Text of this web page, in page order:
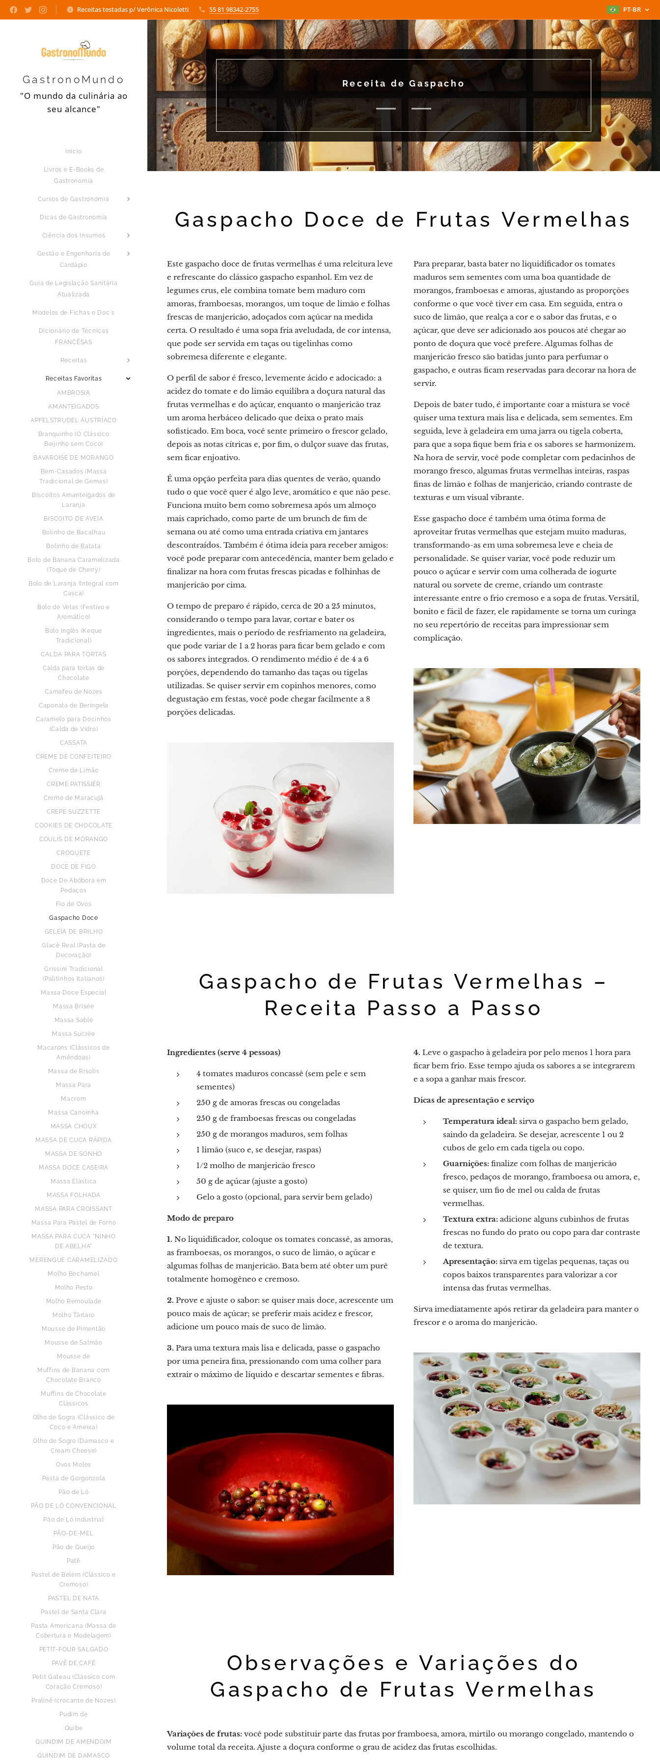
Receitas testadas p/ Verônica Nicoletti 55 81 98342-2755 PT-BR
GastronoMundo
"O mundo da culinária ao
seu alcance"
Início
Livros e E-Books de
Gastronomia
Cursos de Gastronomia
Dicas de Gastronomia
Ciência dos Insumos
Gestão e Engenharia de
Cardápio
Guia de Legislação Sanitária
Atualizada
Modelos de Fichas e Doc´s
Dicionário de Técnicas
FRANCÊSAS
Receitas
Receitas Favoritas
AMBROSIA
AMANTEIGADOS
APFELSTRUDEL AUSTRÍACO
Branquinho (O Clássico
Beijinho sem Coco)
BAVAROISE DE MORANGO
Bem-Casados (Massa
Tradicional de Gemas)
Biscoitos Amanteigados de
Laranja
BISCOITO DE AVEIA
Bolinho de Bacalhau
Bolinho de Batata
Bolo de Banana Caramelizada
(Toque de Cherry)
Bolo de Laranja (Integral com
Casca)
Bolo de Velas (Festivo e
Aromático)
Bolo Inglês (Keque
Tradicional)
CALDA PARA TORTAS
Calda para tortas de
Chocolate
Camafeu de Nozes
Caponata de Beringela
Caramelo para Docinhos
(Calda de Vidro)
CASSATA
CREME DE CONFEITEIRO
Creme de Limão
CREME PATISSIÉR
Creme de Maracujá
CREPE SUZZETTE
COOKIES DE CHOCOLATE
COULIS DE MORANGO
CROQUETE
DOCE DE FIGO
Doce De Abóbora em
Pedaços
Fio de Ovos
Gaspacho Doce
GELÉIA DE BRILHO
Glacê Real (Pasta de
Decoração)
Grissini Tradicional
(Palitinhos Italianos)
Massa Doce Especial
Massa Brisée
Massa Sablé
Massa Sucrée
Macarons (Clássicos de
Amêndoas)
Massa de Risolis
Massa Para
Macrom
Massa Canoinha
MASSA CHOUX
MASSA DE CUCA RÁPIDA
MASSA DE SONHO
MASSA DOCE CASEIRA
Massa Elástica
MASSA FOLHADA
MASSA PARA CROISSANT
Massa Para Pastel de Forno
MASSA PARA CUCA "NINHO
DE ABELHA"
MERENGUE CARAMELIZADO
Molho Bechamel
Molho Pesto
Molho Remoulade
Molho Tártaro
Mousse de Pimentão
Mousse de Salmão
Mousse de
Muffins de Banana com
Chocolate Branco
Muffins de Chocolate
Clássicos
Olho de Sogra (Clássico de
Coco e Ameixa)
Olho de Sogro (Damasco e
Cream Cheese)
Ovos Moles
Pasta de Gorgonzola
Pão de Ló
PÃO DE LÓ CONVENCIONAL
Pão de Ló Industrial
PÃO-DE-MEL
Pão de Queijo
Patê
Pastel de Belém (Clássico e
Cremoso)
PASTEL DE NATA
Pastel de Santa Clara
Pasta Americana (Massa de
Cobertura e Modelagem)
PETIT-FOUR SALGADO
PAVÊ DE CAFÉ
Petit Gateau (Clássico com
Coração Cremoso)
Pralinê (crocante de Nozes)
Pudim de
Quibe
QUINDIM DE AMENDOIM
QUINDIM DE DAMASCO
Receita de Gaspacho
Gaspacho Doce de Frutas Vermelhas
Este gaspacho doce de frutas vermelhas é uma releitura leve
e refrescante do clássico gaspacho espanhol. Em vez de
legumes crus, ele combina tomate bem maduro com
amoras, framboesas, morangos, um toque de limão e folhas
frescas de manjericão, adoçados com açúcar na medida
certa. O resultado é uma sopa fria aveludada, de cor intensa,
que pode ser servida em taças ou tigelinhas como
sobremesa diferente e elegante.
O perfil de sabor é fresco, levemente ácido e adocicado: a
acidez do tomate e do limão equilibra a doçura natural das
frutas vermelhas e do açúcar, enquanto o manjericão traz
um aroma herbáceo delicado que deixa o prato mais
sofisticado. Em boca, você sente primeiro o frescor gelado,
depois as notas cítricas e, por fim, o dulçor suave das frutas,
sem ficar enjoativo.
É uma opção perfeita para dias quentes de verão, quando
tudo o que você quer é algo leve, aromático e que não pese.
Funciona muito bem como sobremesa após um almoço
mais caprichado, como parte de um brunch de fim de
semana ou até como uma entrada criativa em jantares
descontraídos. Também é ótima ideia para receber amigos:
você pode preparar com antecedência, manter bem gelado e
finalizar na hora com frutas frescas picadas e folhinhas de
manjericão por cima.
O tempo de preparo é rápido, cerca de 20 a 25 minutos,
considerando o tempo para lavar, cortar e bater os
ingredientes, mais o período de resfriamento na geladeira,
que pode variar de 1 a 2 horas para ficar bem gelado e com
os sabores integrados. O rendimento médio é de 4 a 6
porções, dependendo do tamanho das taças ou tigelas
utilizadas. Se quiser servir em copinhos menores, como
degustação em festas, você pode chegar facilmente a 8
porções delicadas.
Para preparar, basta bater no liquidificador os tomates
maduros sem sementes com uma boa quantidade de
morangos, framboesas e amoras, ajustando as proporções
conforme o que você tiver em casa. Em seguida, entra o
suco de limão, que realça a cor e o sabor das frutas, e o
açúcar, que deve ser adicionado aos poucos até chegar ao
ponto de doçura que você prefere. Algumas folhas de
manjericão fresco são batidas junto para perfumar o
gaspacho, e outras ficam reservadas para decorar na hora de
servir.
Depois de bater tudo, é importante coar a mistura se você
quiser uma textura mais lisa e delicada, sem sementes. Em
seguida, leve à geladeira em uma jarra ou tigela coberta,
para que a sopa fique bem fria e os sabores se harmonizem.
Na hora de servir, você pode completar com pedacinhos de
morango fresco, algumas frutas vermelhas inteiras, raspas
finas de limão e folhas de manjericão, criando contraste de
texturas e um visual vibrante.
Esse gaspacho doce é também uma ótima forma de
aproveitar frutas vermelhas que estejam muito maduras,
transformando-as em uma sobremesa leve e cheia de
personalidade. Se quiser variar, você pode reduzir um
pouco o açúcar e servir com uma colherada de iogurte
natural ou sorvete de creme, criando um contraste
interessante entre o frio cremoso e a sopa de frutas. Versátil,
bonito e fácil de fazer, ele rapidamente se torna um curinga
no seu repertório de receitas para impressionar sem
complicação.
Gaspacho de Frutas Vermelhas –
Receita Passo a Passo
Ingredientes (serve 4 pessoas)
4 tomates maduros concassê (sem pele e sem
sementes)
250 g de amoras frescas ou congeladas
250 g de framboesas frescas ou congeladas
250 g de morangos maduros, sem folhas
1 limão (suco e, se desejar, raspas)
1/2 molho de manjericão fresco
50 g de açúcar (ajuste a gosto)
Gelo a gosto (opcional, para servir bem gelado)
Modo de preparo
1. No liquidificador, coloque os tomates concassê, as amoras,
as framboesas, os morangos, o suco de limão, o açúcar e
algumas folhas de manjericão. Bata bem até obter um purê
totalmente homogêneo e cremoso.
2. Prove e ajuste o sabor: se quiser mais doce, acrescente um
pouco mais de açúcar; se preferir mais acidez e frescor,
adicione um pouco mais de suco de limão.
3. Para uma textura mais lisa e delicada, passe o gaspacho
por uma peneira fina, pressionando com uma colher para
extrair o máximo de líquido e descartar sementes e fibras.
4. Leve o gaspacho à geladeira por pelo menos 1 hora para
ficar bem frio. Esse tempo ajuda os sabores a se integrarem
e a sopa a ganhar mais frescor.
Dicas de apresentação e serviço
Temperatura ideal: sirva o gaspacho bem gelado,
saindo da geladeira. Se desejar, acrescente 1 ou 2
cubos de gelo em cada tigela ou copo.
Guarnições: finalize com folhas de manjericão
fresco, pedaços de morango, framboesa ou amora, e,
se quiser, um fio de mel ou calda de frutas
vermelhas.
Textura extra: adicione alguns cubinhos de frutas
frescas no fundo do prato ou copo para dar contraste
de textura.
Apresentação: sirva em tigelas pequenas, taças ou
copos baixos transparentes para valorizar a cor
intensa das frutas vermelhas.
Sirva imediatamente após retirar da geladeira para manter o
frescor e o aroma do manjericão.
Observações e Variações do
Gaspacho de Frutas Vermelhas
Variações de frutas: você pode substituir parte das frutas por framboesa, amora, mirtilo ou morango congelado, mantendo o
volume total da receita. Ajuste a doçura conforme o grau de acidez das frutas escolhidas.